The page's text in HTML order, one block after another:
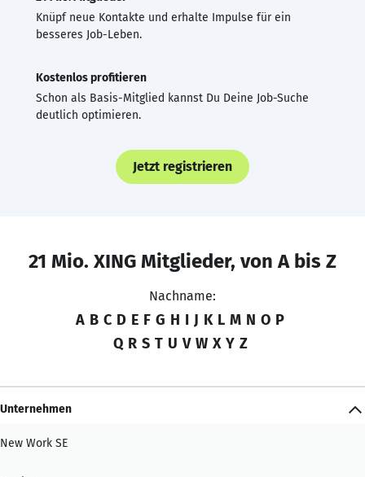
Knüpf neue Kontakte und erhalte Impulse für ein
besseres Job-Leben.
Kostenlos profitieren
Schon als Basis-Mitglied kannst Du Deine Job-Suche
deutlich optimieren.
Jetzt registrieren
21 Mio. XING Mitglieder, von A bis Z
Nachname:
A B C D E F G H I J K L M N O P
Q R S T U V W X Y Z
Unternehmen
New Work SE